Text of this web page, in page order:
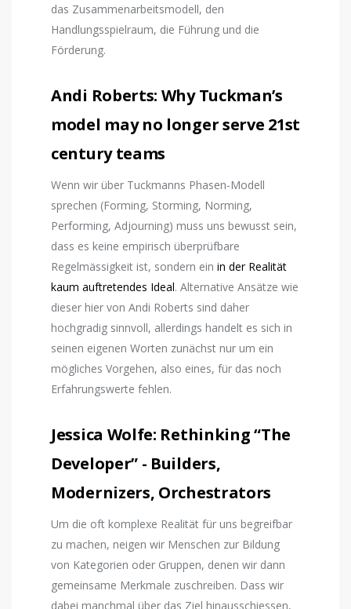
das Zusammenarbeitsmodell, den
Handlungsspielraum, die Führung und die
Förderung.
Andi Roberts: Why Tuckman’s
model may no longer serve 21st
century teams
Wenn wir über Tuckmanns Phasen-Modell
sprechen (Forming, Storming, Norming,
Performing, Adjourning) muss uns bewusst sein,
dass es keine empirisch überprüfbare
Regelmässigkeit ist, sondern ein in der Realität
kaum auftretendes Ideal. Alternative Ansätze wie
dieser hier von Andi Roberts sind daher
hochgradig sinnvoll, allerdings handelt es sich in
seinen eigenen Worten zunächst nur um ein
mögliches Vorgehen, also eines, für das noch
Erfahrungswerte fehlen.
Jessica Wolfe: Rethinking “The
Developer” - Builders,
Modernizers, Orchestrators
Um die oft komplexe Realität für uns begreifbar
zu machen, neigen wir Menschen zur Bildung
von Kategorien oder Gruppen, denen wir dann
gemeinsame Merkmale zuschreiben. Dass wir
dabei manchmal über das Ziel hinausschiessen,